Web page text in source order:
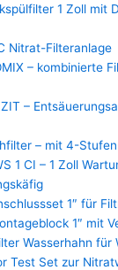
1 Zoll mit
Nitrat-Filteranlage
– kombinierte
–
– mit 4-
1 CI – 1 Zoll
1″ für
1″ mit
Wasserhahn für
Test Set zur